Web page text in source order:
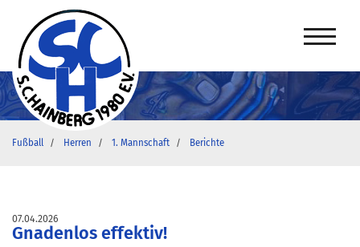
Fußball Herren 1. Mannschaft Berichte
07.04.2026
Gnadenlos effektiv!